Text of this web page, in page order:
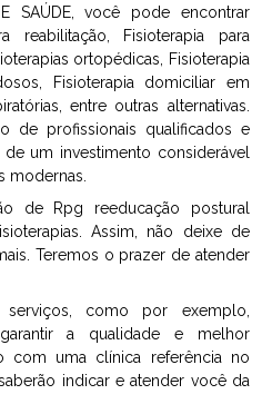
E SAÚDE, você pode encontrar
reabilitação, Fisioterapia para
ortopédicas, Fisioterapia
Fisioterapia domiciliar em
entre outras alternativas.
de profissionais qualificados e
um investimento considerável
modernas.
de Rpg reeducação postural
Assim, não deixe de
Teremos o prazer de atender
como por exemplo,
garantir a qualidade e melhor
com uma clínica referência no
indicar e atender você da